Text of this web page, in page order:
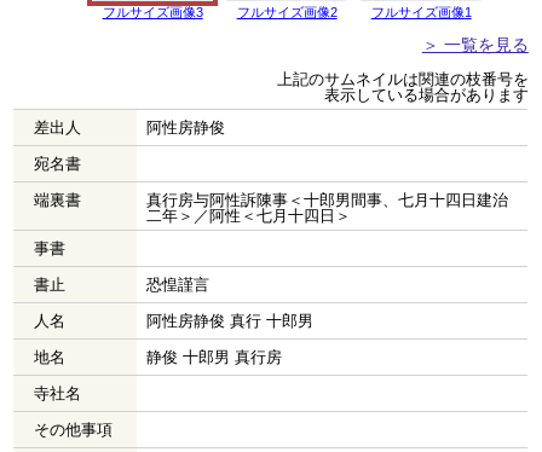
フルサイズ画像3 フルサイズ画像2 フルサイズ画像1
＞ 一覧を見る
上記のサムネイルは関連の枝番号を
表示している場合があります
差出人
阿性房静俊
宛名書
端裏書
真行房与阿性訴陳事＜十郎男間事、七月十四日建治
二年＞／阿性＜七月十四日＞
事書
書止
恐惶謹言
人名
阿性房静俊 真行 十郎男
地名
静俊 十郎男 真行房
寺社名
その他事項